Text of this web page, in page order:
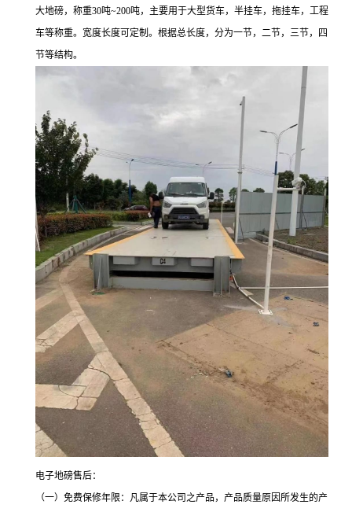
大地磅，称重30吨~200吨，主要用于大型货车，半挂车，拖挂车，工程
车等称重。宽度长度可定制。根据总长度，分为一节，二节，三节，四
节等结构。
电子地磅售后：
（一）免费保修年限：凡属于本公司之产品，产品质量原因所发生的产